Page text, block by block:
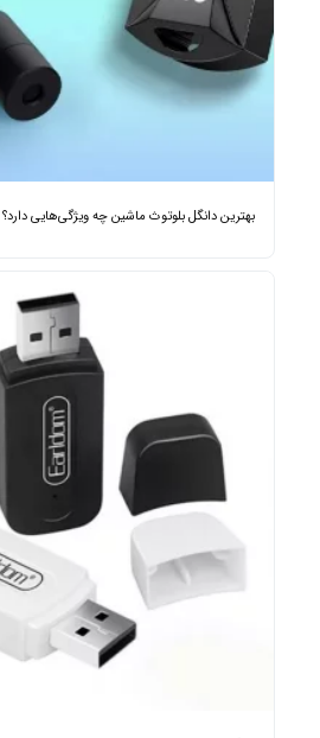
بهترین دانگل بلوتوث ماشین چه ویژگی‌هایی دارد؟